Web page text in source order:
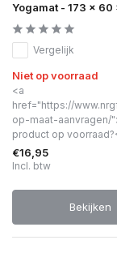
Yogamat - 173 x 60
Vergelijk
Niet op voorraad
<a
href="https://
op-maat-aanvragen/
product op
€16,95
Incl. btw
Bekijken